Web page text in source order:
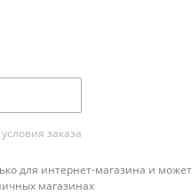
заказа
для интернет-магазина и может
магазинах